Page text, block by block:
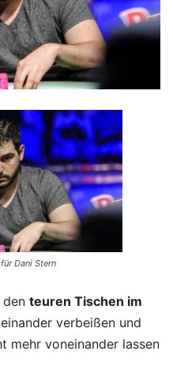
Dani Stern
den teuren Tischen im
verbeißen und
mehr voneinander lassen